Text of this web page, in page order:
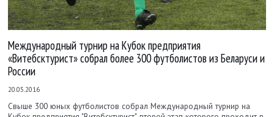
Международный турнир на Кубок предприятия
«Витебсктурист» собрал более 300 футболистов из Беларуси и
России
20.05.2016
Свыше 300 юных футболистов собрал Международный турнир на